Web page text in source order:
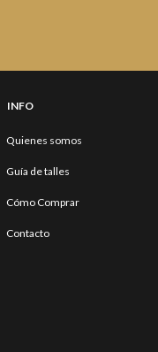
INFO
Quienes somos
Guía de talles
Cómo Comprar
Contacto